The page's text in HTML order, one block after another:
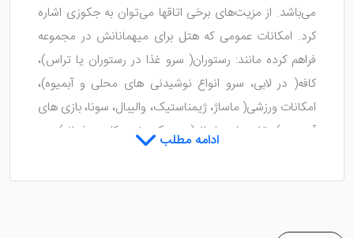
می‌باشد. از مزیت‌های برخی اتاقها می‌توان به جکوزی اشاره
کرد. امکانات عمومی که هتل برای میهمانانش در مجموعه
فراهم کرده مانند: رستوران( سرو غذا در رستوران یا تراس)،
کافه( در لابی، سرو انواع نوشیدنی های محلی و آبمیوه)،
امکانات ورزشی( ماساژ، ژیمناستیک، والیبال، سونا، بازی های
آبی و...)، تفریحات شبانه( موزیک زنده، کلوپ شبانه) و...
ادامه مطلب